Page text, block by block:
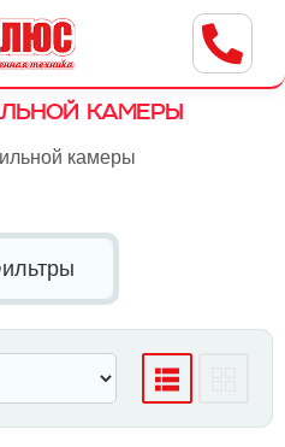
техники
ул. Пушкарева, 8a
камеры
камеры